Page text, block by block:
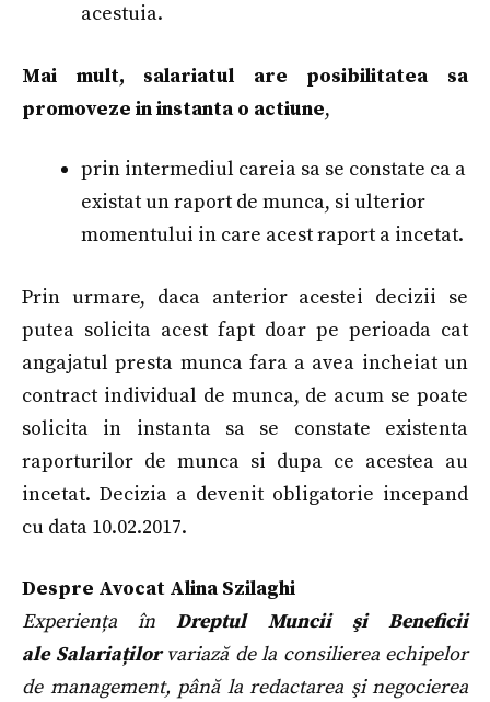
acestuia.
Mai mult, salariatul are posibilitatea sa
promoveze in instanta o actiune,
prin intermediul careia sa se constate ca a
existat un raport de munca, si ulterior
momentului in care acest raport a incetat.
Prin urmare, daca anterior acestei decizii se
putea solicita acest fapt doar pe perioada cat
angajatul presta munca fara a avea incheiat un
contract individual de munca, de acum se poate
solicita in instanta sa se constate existenta
raporturilor de munca si dupa ce acestea au
incetat. Decizia a devenit obligatorie incepand
cu data 10.02.2017.
Despre Avocat Alina Szilaghi
Experiența înDreptul Muncii şi
Beneficii
ale Salariațilorvariază de la consilierea echipelor
de management, până la redactarea şi negocierea